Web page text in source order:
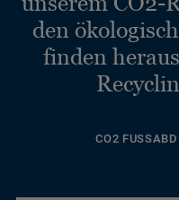
den
finden
CO2